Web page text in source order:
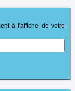
à l'affiche de votre